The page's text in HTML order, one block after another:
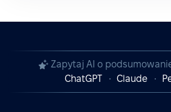
Zapytaj AI o
ChatGPT
Claude